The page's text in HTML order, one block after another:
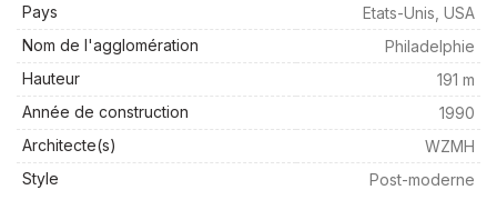
Pays
Etats-Unis, USA
Nom de l'agglomération
Philadelphie
Hauteur
191 m
Année de construction
1990
Architecte(s)
WZMH
Style
Post-moderne